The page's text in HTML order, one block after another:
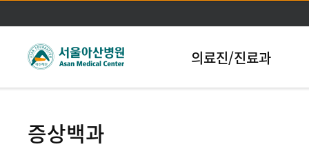
본문바로가기
의료진/진료과
증상백과